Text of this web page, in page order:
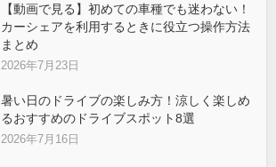
【動画で見る】初めての車種でも迷わない！
カーシェアを利用するときに役立つ操作方法
まとめ
2026年7月23日
暑い日のドライブの楽しみ方！涼しく楽しめ
るおすすめのドライブスポット8選
2026年7月16日